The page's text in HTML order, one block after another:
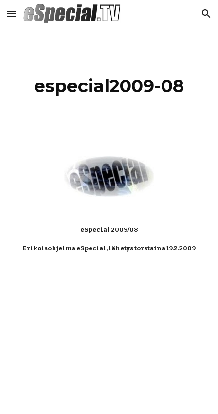
Skip to main content Skip to navigation
especial2009-08
eSpecial 2009/08
Erikoisohjelma eSpecial, lähetys torstaina 19.2.2009